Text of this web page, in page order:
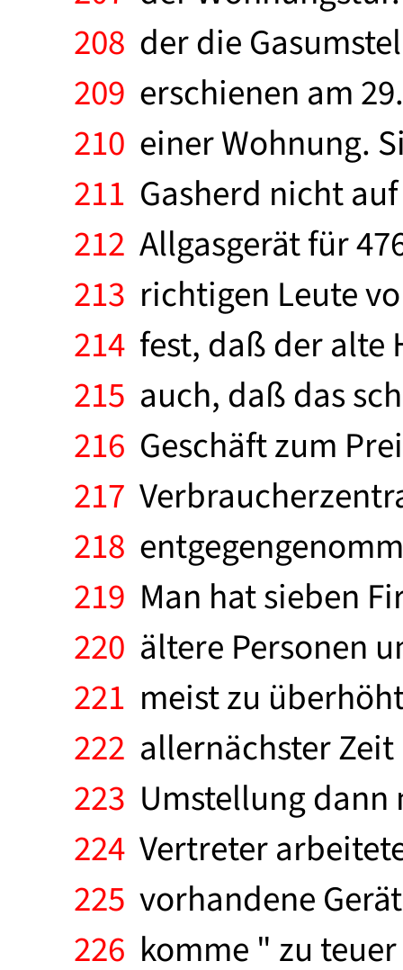
208 der die
209 erschienen am
210 einer Wohnung.
211 Gasherd nicht
212 Allgasgerät für
213 richtigen Leute
214 fest, daß der alte
215 auch, daß das
216 Geschäft zum
217
218
219 Man hat sieben
220 ältere Personen
221 meist zu
222 allernächster
223 Umstellung
224 Vertreter
225 vorhandene
226 komme " zu